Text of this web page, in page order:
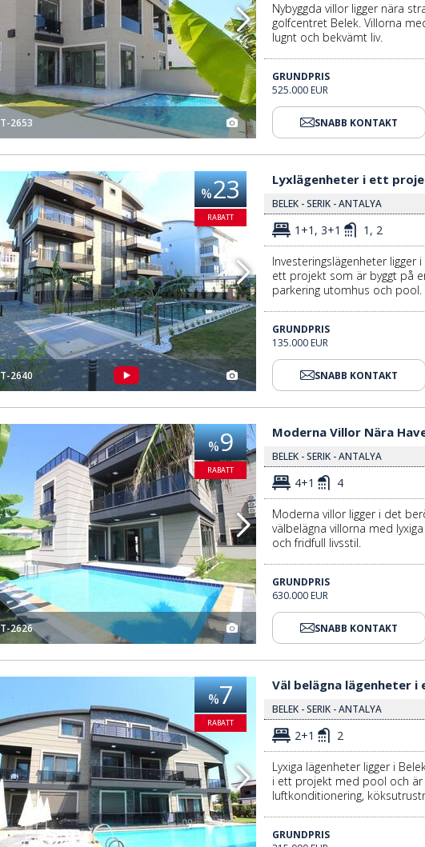
2653
Nybyggda villor ligger nära
golfcentret Belek. Villorna
lugnt och bekvämt liv.
GRUNDPRIS
525.000 EUR
SNABB KONTAKT
Lyxlägenheter I Ett Projekt Med Pool I Belek Antalya 3
%23
RABATT
2640
Lyxlägenheter i ett
BELEK - SERIK - ANTALYA
1+1, 3+1 1, 2
Investeringslägenheter ligger
ett projekt som är byggt på
parkering utomhus och pool.
GRUNDPRIS
135.000 EUR
SNABB KONTAKT
Moderna Villor Nära Havet Och Golfklubbar I Belek 3
%9
RABATT
2626
Moderna Villor Nära
BELEK - SERIK - ANTALYA
4+1 4
Moderna villor ligger i det
välbelägna villorna med
och fridfull livsstil.
GRUNDPRIS
630.000 EUR
SNABB KONTAKT
Väl Belägna Lägenheter I Ett Projekt Med Pool I Belek 3
%7
RABATT
Väl belägna lägenheter
BELEK - SERIK - ANTALYA
2+1 2
Lyxiga lägenheter ligger i
i ett projekt med pool och
luftkonditionering,
GRUNDPRIS